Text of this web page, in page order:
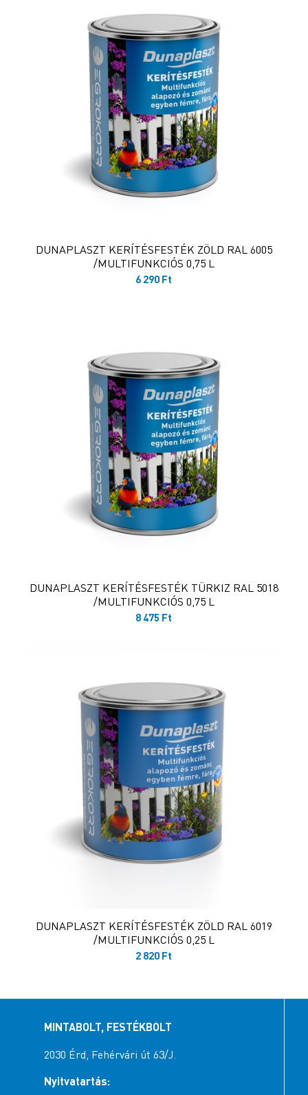
DUNAPLASZT KERÍTÉSFESTÉK ZÖLD RAL 6005
/MULTIFUNKCIÓS 0,75 L
6 290 Ft
DUNAPLASZT KERÍTÉSFESTÉK TÜRKIZ RAL 5018
/MULTIFUNKCIÓS 0,75 L
8 475 Ft
DUNAPLASZT KERÍTÉSFESTÉK ZÖLD RAL 6019
/MULTIFUNKCIÓS 0,25 L
2 820 Ft
MINTABOLT, FESTÉKBOLT
2030 Érd, Fehérvári út 63/J.
Nyitvatartás: